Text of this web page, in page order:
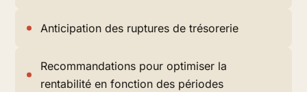
Anticipation des ruptures de trésorerie
Recommandations pour optimiser la
rentabilité en fonction des périodes